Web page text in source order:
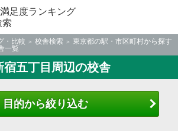
足度ランキング
索
・比較 校舎検索
東京都の駅・市区町村から探す
一覧
宿五丁目周辺の校舎
目的から絞り込む